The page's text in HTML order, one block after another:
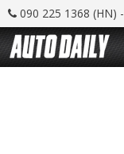
090 225 1368 (HN)